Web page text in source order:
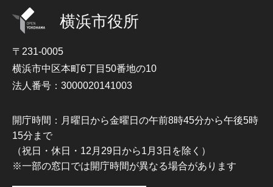
横浜市役所
〒231-0005
横浜市中区本町6丁目50番地の10
法人番号：3000020141003
開庁時間：月曜日から金曜日の午前8時45分から午後5時
15分まで
（祝日・休日・12月29日から1月3日を除く）
※一部の窓口では開庁時間が異なる場合があります